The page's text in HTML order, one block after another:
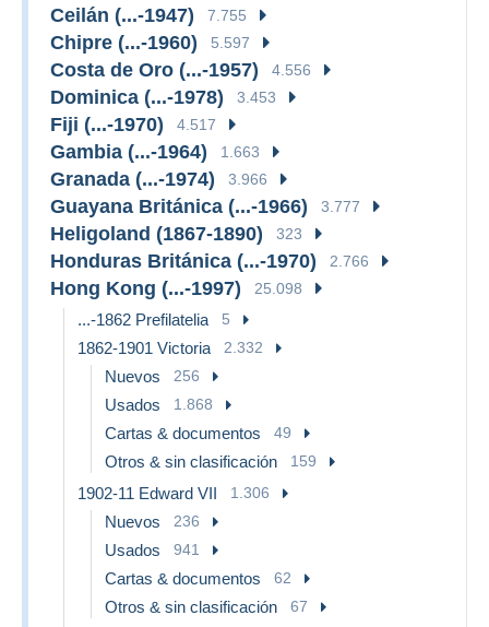
Ceilán (...-1947) 7.755
Chipre (...-1960) 5.597
Costa de Oro (...-1957) 4.556
Dominica (...-1978) 3.453
Fiji (...-1970) 4.517
Gambia (...-1964) 1.663
Granada (...-1974) 3.966
Guayana Británica (...-1966) 3.777
Heligoland (1867-1890) 323
Honduras Británica (...-1970) 2.766
Hong Kong (...-1997) 25.098
...-1862 Prefilatelia 5
1862-1901 Victoria 2.332
Nuevos 256
Usados 1.868
Cartas & documentos 49
Otros & sin clasificación 159
1902-11 Edward VII 1.306
Nuevos 236
Usados 941
Cartas & documentos 62
Otros & sin clasificación 67